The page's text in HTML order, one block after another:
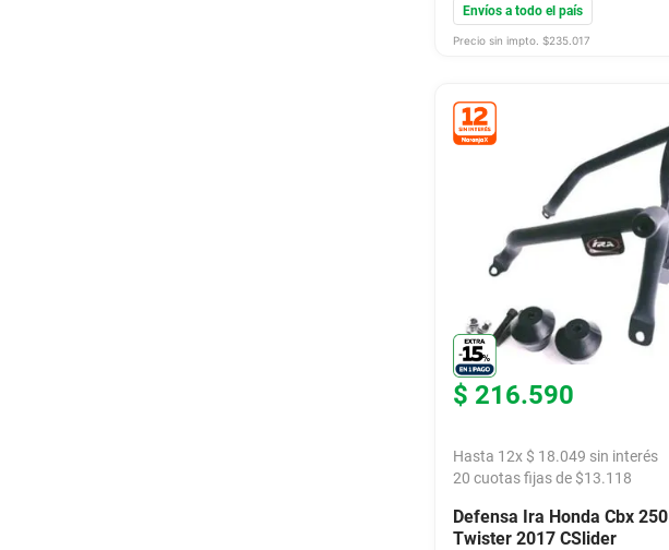
Envíos a todo el país
Precio sin impto. $235.017
$ 216.590
Hasta 12x $ 18.049 sin interés
20 cuotas fijas de $13.118
Defensa Ira Honda Cbx 250
Twister 2017 CSlider